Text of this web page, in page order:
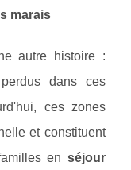
marais
autre histoire :
dans ces
ces zones
et constituent
en séjour